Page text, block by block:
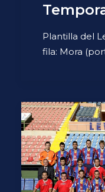
Plantilla del
fila: Mora